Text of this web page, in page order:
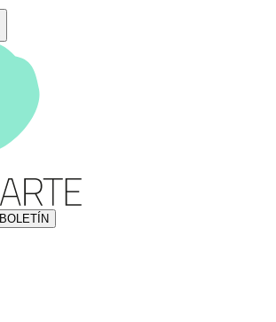
RECIBE NUESTRO BOLETÍN